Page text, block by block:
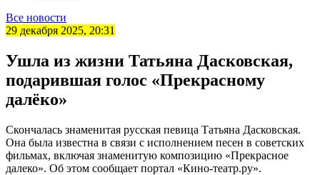
Все новости
29 декабря 2025, 20:31
Ушла из жизни Татьяна Дасковская,
подарившая голос «Прекрасному
далёко»
Скончалась знаменитая русская певица Татьяна Дасковская.
Она была известна в связи с исполнением песен в советских
фильмах, включая знаменитую композицию «Прекрасное
далеко». Об этом сообщает портал «Кино-театр.ру».